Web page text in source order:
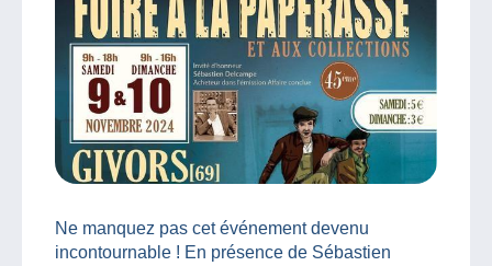
Ne manquez pas cet événement devenu
incontournable ! En présence de Sébastien